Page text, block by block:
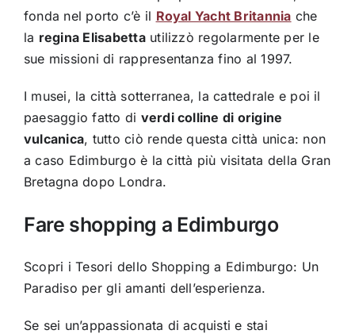
fonda nel porto c’è il Royal Yacht Britannia che
la regina Elisabettautilizzò regolarmente per le
sue missioni di rappresentanza fino al 1997.
I musei, la città sotterranea, la cattedrale e poi il
paesaggio fatto di verdi colline di origine
vulcanica, tutto ciò rende questa città unica: non
a caso Edimburgo è la città più visitata della Gran
Bretagna dopo Londra.
Fare shopping a Edimburgo
Scopri i Tesori dello Shopping a Edimburgo: Un
Paradiso per gli amanti dell’esperienza.
Se sei un’appassionata di acquisti e stai